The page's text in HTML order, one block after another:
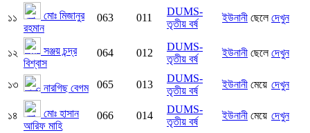
১১
মোঃ মিজানুর
রহমান
063 011
DUMS-
তৃতীয় বর্ষ
ইউনানী ছেলে দেখুন
১২
সঞ্জয় চন্দ্র
বিশ্বাস
064 012
DUMS-
তৃতীয় বর্ষ
ইউনানী ছেলে দেখুন
১৩ নারগিছ বেগম 065 013
DUMS-
তৃতীয় বর্ষ
ইউনানী মেয়ে দেখুন
১৪
মোঃ হাসান
আরিফ মাহি
066 014
DUMS-
তৃতীয় বর্ষ
ইউনানী মেয়ে দেখুন